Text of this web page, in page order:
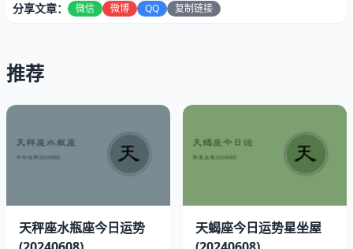
速配星座:
双鱼与狮子
最佳时段:
分享文章： 微信 微博 QQ 复制链接
推荐
天秤座水瓶座今日运势
天蝎座今日运势星坐屋